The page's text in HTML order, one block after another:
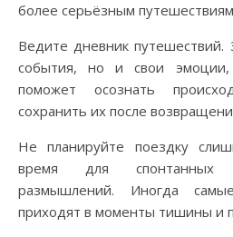
более серьёзным
Ведите дневник путешествий.
события, но и свои
поможет осознать
сохранить их после
Не планируйте поездку
время для спонтанных
размышлений. Иногда
приходят в моменты тишины и